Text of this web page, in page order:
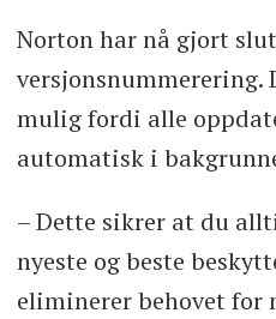
Norton har nå gjort
versjonsnummerering.
mulig fordi alle
automatisk i
– Dette sikrer at du
nyeste og beste
eliminerer behovet for